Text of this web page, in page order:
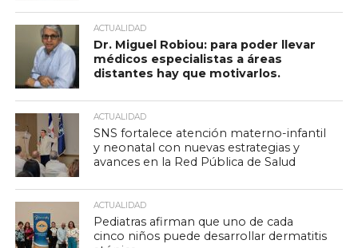
ACTUALIDAD
Dr. Miguel Robiou: para poder llevar
médicos especialistas a áreas
distantes hay que motivarlos.
ACTUALIDAD
SNS fortalece atención materno-infantil
y neonatal con nuevas estrategias y
avances en la Red Pública de Salud
ACTUALIDAD
Pediatras afirman que uno de cada
cinco niños puede desarrollar dermatitis